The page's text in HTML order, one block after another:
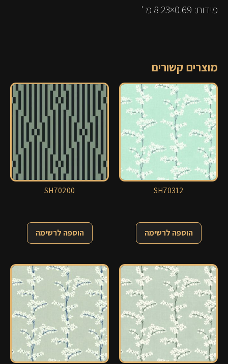
מידות: 0.69×8.23 מ '
מוצרים קשורים
SH70312
הוספה לרשימה
SH70200
הוספה לרשימה